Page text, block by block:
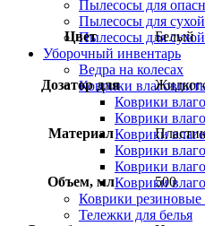
Пылесосы для
Пылесосы для
Пылесосы для
Уборочный инвентарь
Ведра на колесах
Коврики
Коврики
Коврики
Коврики
Коврики
Коврики
Коврики
Коврики резиновые
Тележки для белья
Цвет Белый
Дозатор для
Материал
Объем, мл 500